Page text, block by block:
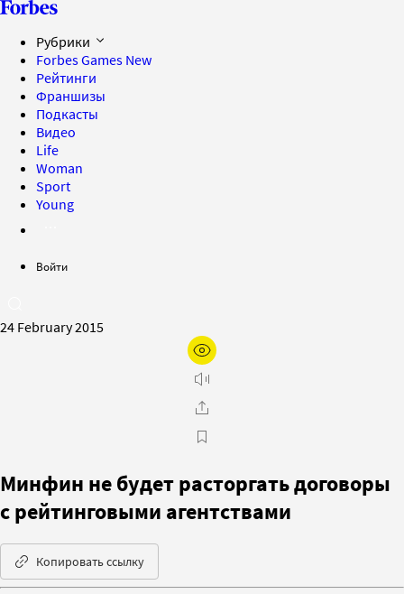
Рубрики
Forbes Games New
Рейтинги
Франшизы
Подкасты
Видео
Life
Woman
Sport
Young
Войти
24 February 2015
Минфин не будет расторгать договоры
с рейтинговыми агентствами
Копировать ссылку